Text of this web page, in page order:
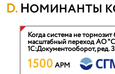
НОМИНАНТЫ
Когда система не тормозит
масштабный переход АО
1С:Документооборот, ред.
1500 APM